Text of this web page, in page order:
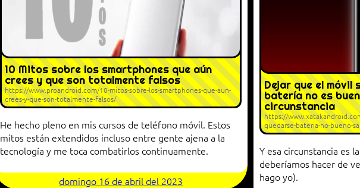
10 Mitos sobre los smartphones que aún
crees y que son totalmente falsos
https://www.proandroid.com/10-mitos-sobre-los-smartphones-que-aun-
crees-y-que-son-totalmente-falsos/
He hecho pleno en mis cursos de teléfono móvil. Estos
mitos están extendidos incluso entre gente ajena a la
tecnología y me toca combatirlos continuamente.
domingo 16 de abril del 2023
Dejar que el móvil
batería no es
circunstancia
https://
quedarse-bateria-no-bueno-
Y esa circunstancia es
deberíamos hacer de
hago yo).